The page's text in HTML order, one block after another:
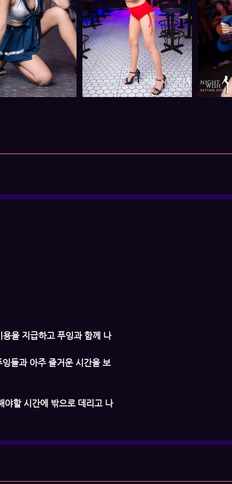
을 지급하고 푸잉과 함께 나
들과 아주 즐거운 시간을 보
할 시간에 밖으로 데리고 나